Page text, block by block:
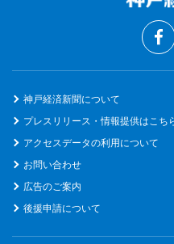
神戸経済新聞について
プレスリリース・情報提供はこち
アクセスデータの利用について
お問い合わせ
広告のご案内
後援申請について